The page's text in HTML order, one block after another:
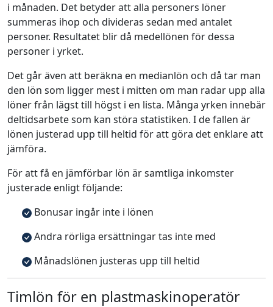
i månaden. Det betyder att alla personers löner
summeras ihop och divideras sedan med antalet
personer. Resultatet blir då medellönen för dessa
personer i yrket.
Det går även att beräkna en medianlön och då tar man
den lön som ligger mest i mitten om man radar upp alla
löner från lägst till högst i en lista. Många yrken innebär
deltidsarbete som kan störa statistiken. I de fallen är
lönen justerad upp till heltid för att göra det enklare att
jämföra.
För att få en jämförbar lön är samtliga inkomster
justerade enligt följande:
Bonusar ingår inte i lönen
Andra rörliga ersättningar tas inte med
Månadslönen justeras upp till heltid
Timlön för en plastmaskinoperatör